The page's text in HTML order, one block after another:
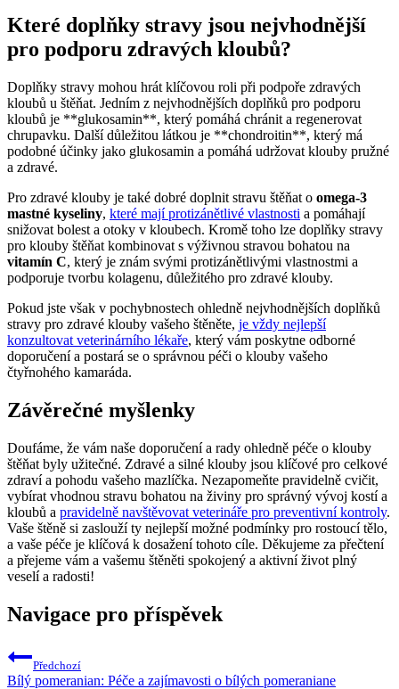
Které doplňky stravy jsou nejvhodnější
pro podporu zdravých kloubů?
Doplňky stravy mohou hrát klíčovou roli při podpoře zdravých
kloubů u štěňat. Jedním z nejvhodnějších doplňků pro podporu
kloubů je **glukosamin**, který pomáhá chránit a regenerovat
chrupavku. Další důležitou látkou je **chondroitin**, který má
podobné účinky jako glukosamin a pomáhá udržovat klouby pružné
a zdravé.
Pro zdravé klouby je také dobré doplnit stravu štěňat o omega-3
mastné kyseliny, které mají protizánětlivé vlastnosti a pomáhají
snižovat bolest a otoky v kloubech. Kromě toho lze doplňky stravy
pro klouby štěňat kombinovat s výživnou stravou bohatou na
vitamín C, který je znám svými protizánětlivými vlastnostmi a
podporuje tvorbu kolagenu, důležitého pro zdravé klouby.
Pokud jste však v pochybnostech ohledně nejvhodnějších doplňků
stravy pro zdravé klouby vašeho štěněte, je vždy nejlepší
konzultovat veterinárního lékaře, který vám poskytne odborné
doporučení a postará se o správnou péči o klouby vašeho
čtyřnohého kamaráda.
Závěrečné myšlenky
Doufáme, že vám naše doporučení a rady ohledně péče o klouby
štěňat byly užitečné. Zdravé a silné klouby jsou klíčové pro celkové
zdraví a pohodu vašeho mazlíčka. Nezapomeňte pravidelně cvičit,
vybírat vhodnou stravu bohatou na živiny pro správný vývoj kostí a
kloubů a pravidelně navštěvovat veterináře pro preventivní kontroly.
Vaše štěně si zaslouží ty nejlepší možné podmínky pro rostoucí tělo,
a vaše péče je klíčová k dosažení tohoto cíle. Děkujeme za přečtení
a přejeme vám a vašemu štěněti spokojený a aktivní život plný
veselí a radosti!
Navigace pro příspěvek
Předchozí
Bílý pomeranian: Péče a zajímavosti o bílých pomeraniane